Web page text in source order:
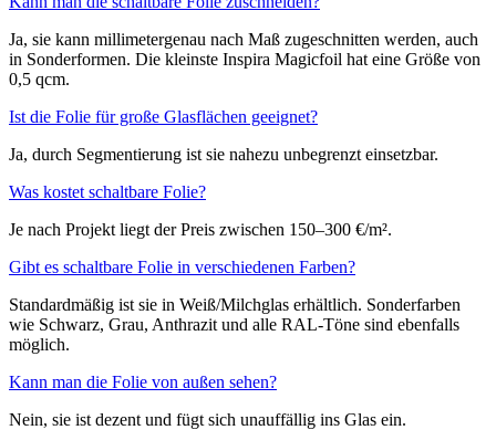
Ja, sie kann millimetergenau nach Maß zugeschnitten werden, auch
in Sonderformen. Die kleinste Inspira Magicfoil hat eine Größe von
0,5 qcm.
Ist die Folie für große Glasflächen geeignet?
Ja, durch Segmentierung ist sie nahezu unbegrenzt einsetzbar.
Was kostet schaltbare Folie?
Je nach Projekt liegt der Preis zwischen 150–300 €/m².
Gibt es schaltbare Folie in verschiedenen Farben?
Standardmäßig ist sie in Weiß/Milchglas erhältlich. Sonderfarben
wie Schwarz, Grau, Anthrazit und alle RAL-Töne sind ebenfalls
möglich.
Kann man die Folie von außen sehen?
Nein, sie ist dezent und fügt sich unauffällig ins Glas ein.